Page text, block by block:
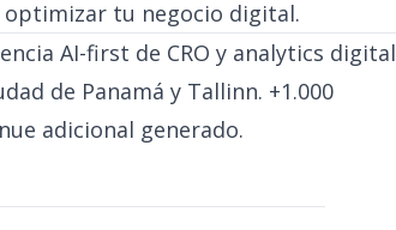
optimizar tu negocio digital.
AI-first de CRO y analytics digital
de Panamá y Tallinn. +1.000
adicional generado.